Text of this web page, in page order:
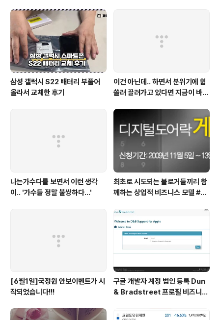
명서'는 이론적인 내용만 가득한 머리 아픈 경제 서적이 아
니다. 소셜 웹 시대를 살아가고 있는 우리가 알아야 할 웹
이야기를 쉽고 재미있게 풀어 쓴 경제 서적이다. '소셜 웹
사용설명..
삼성 갤럭시 S22 배터리 부풀어
올라서 교체한 후기
이건 아닌데.. 하면서 분위기에 휩
쓸려 끌려가고 있다면 지금이 바로
나는가수다를 보면서 이런 생각
이.. '가수들 정말 불쌍하다...'
최초로 시도되는 블로거들끼리 함
께하는 상업적 비즈니스 모델 #pr
[6월1일]국정원 안보이벤트가 시
작되었습니다!!!
구글 개발자 계정 법인 등록 Dun
& Bradstreet 프로필 비즈니스